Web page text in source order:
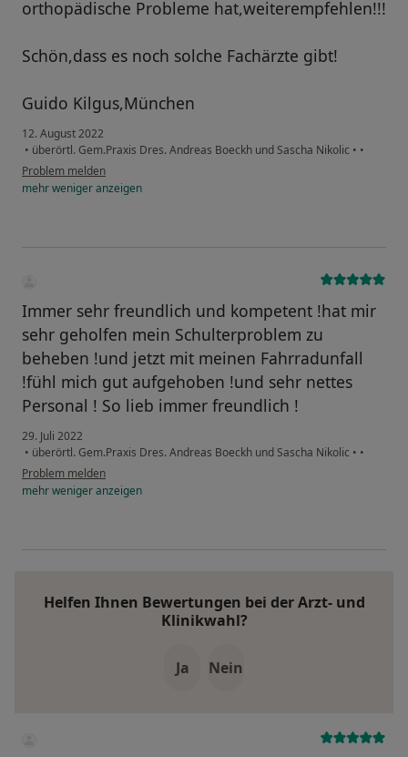
orthopädische Probleme hat,weiterempfehlen!!!
Schön,dass es noch solche Fachärzte gibt!
Guido Kilgus,München
12. August 2022
• überörtl. Gem.Praxis Dres. Andreas Boeckh und Sascha Nikolic • •
Problem melden
mehrwenigeranzeigen
Immer sehr freundlich und kompetent !hat mir
sehr geholfen mein Schulterproblem zu
beheben !und jetzt mit meinen Fahrradunfall
!fühl mich gut aufgehoben !und sehr nettes
Personal ! So lieb immer freundlich !
29. Juli 2022
• überörtl. Gem.Praxis Dres. Andreas Boeckh und Sascha Nikolic • •
Problem melden
mehrwenigeranzeigen
Helfen Ihnen Bewertungen bei der Arzt- und
Klinikwahl?
Ja Nein